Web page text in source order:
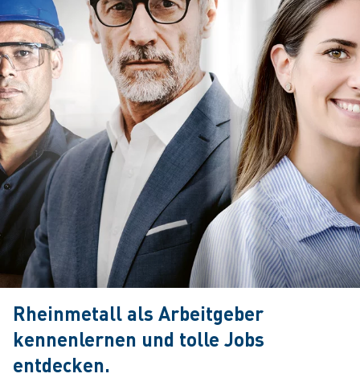
Rheinmetall als Arbeitgeber
kennenlernen und tolle Jobs
entdecken.